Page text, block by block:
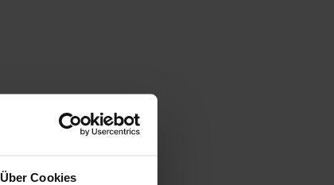
Über Cookies